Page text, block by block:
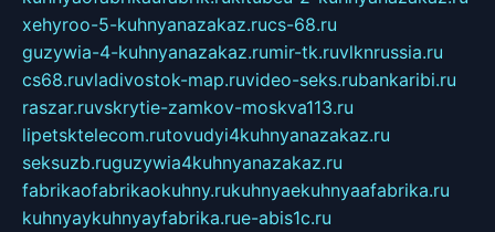
xehyroo-5-kuhnyanazakaz.rucs-68.ru
guzywia-4-kuhnyanazakaz.rumir-tk.ruvlknrussia.ru
cs68.ruvladivostok-map.ruvideo-seks.rubankaribi.ru
raszar.ruvskrytie-zamkov-moskva113.ru
lipetsktelecom.rutovudyi4kuhnyanazakaz.ru
seksuzb.ruguzywia4kuhnyanazakaz.ru
fabrikaofabrikaokuhny.rukuhnyaekuhnyaafabrika.ru
kuhnyaykuhnyayfabrika.rue-abis1c.ru